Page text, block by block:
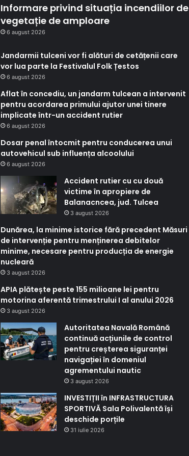
Informare privind situația incendiilor de
vegetație de amploare
6 august 2026
Jandarmii tulceni vor fi alături de cetățenii care
vor lua parte la Festivalul Folk Țestos
6 august 2026
Aflat în concediu, un jandarm tulcean a intervenit
pentru acordarea primului ajutor unei tinere
implicate într-un accident rutier
6 august 2026
Dosar penal întocmit pentru conducerea unui
autovehicul sub influența alcoolului
6 august 2026
Accident rutier cu cu două
victime în apropiere de
Balanacncea, jud. Tulcea
3 august 2026
Dunărea, la minime istorice fără precedent Măsuri
de intervenție pentru menținerea debitelor
minime, necesare pentru producția de energie
nucleară
3 august 2026
APIA plătește peste 155 milioane lei pentru
motorina aferentă trimestrului I al anului 2026
3 august 2026
Autoritatea Navală Română
continuă acțiunile de control
pentru creșterea siguranței
navigației în domeniul
agrementului nautic
3 august 2026
INVESTIȚII în INFRASTRUCTURA
SPORTIVĂ Sala Polivalentă își
deschide porțile
31 iulie 2026